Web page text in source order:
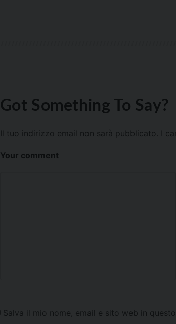
Got Something To Say?
Il tuo indirizzo email non sarà pubblicato. I
Your comment
Salva il mio nome, email e sito web in